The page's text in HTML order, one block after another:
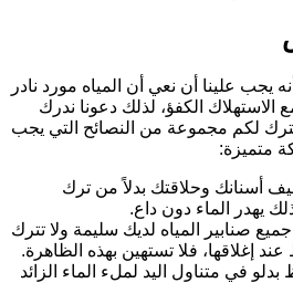
يجب علينا أن نعي أن المياه مورد نادر
الاستهلاك الكفؤ، لذلك دعونا ندرك
نترك لكم مجموعة من النصائح التي يجب
متميزة:
أسنانك وحلاقتك بدلاً من ترك
يهدر الماء دون داع.
صنابير المياه لديك سليمة ولا تترك
إغلاقها، فلا تستهين بهذه الظاهرة.
في متناول اليد لملء الماء الزائد